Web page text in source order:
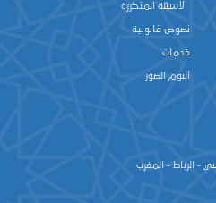
الأسئلة المتكررة
نصوص قانونية
خدمات
ألبوم الصور